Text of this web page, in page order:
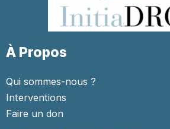
À Propos
Qui sommes-nous ?
Interventions
Faire un don